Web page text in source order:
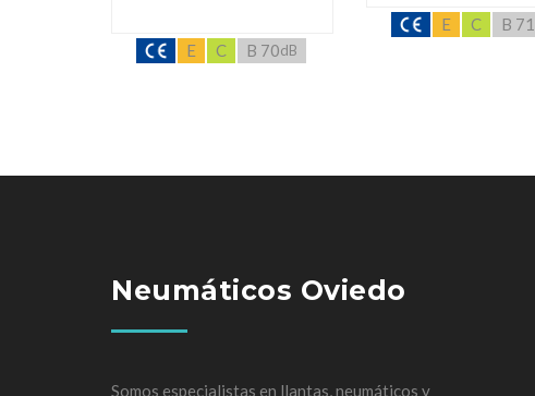
E C B 70dB
E C B 71
Neumáticos Oviedo
Somos especialistas en llantas, neumáticos y